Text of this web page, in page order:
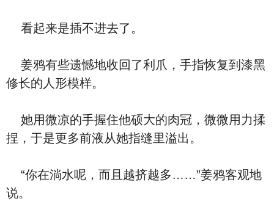
看起来是插不进去了。
姜鸦有些遗憾地收回了利爪，手指恢复到漆黑
修长的人形模样。
她用微凉的手握住他硕大的肉冠，微微用力揉
捏，于是更多前液从她指缝里溢出。
“你在淌水呢，而且越挤越多……”姜鸦客观地
说。